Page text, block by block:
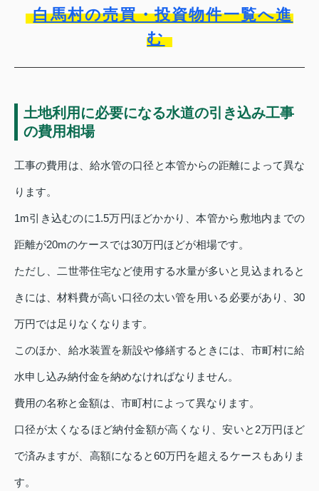
白馬村の売買・投資物件一覧へ進
む
土地利用に必要になる水道の引き込み工事
の費用相場
工事の費用は、給水管の口径と本管からの距離によって異な
ります。
1m引き込むのに1.5万円ほどかかり、本管から敷地内までの
距離が20mのケースでは30万円ほどが相場です。
ただし、二世帯住宅など使用する水量が多いと見込まれると
きには、材料費が高い口径の太い管を用いる必要があり、30
万円では足りなくなります。
このほか、給水装置を新設や修繕するときには、市町村に給
水申し込み納付金を納めなければなりません。
費用の名称と金額は、市町村によって異なります。
口径が太くなるほど納付金額が高くなり、安いと2万円ほど
で済みますが、高額になると60万円を超えるケースもありま
す。